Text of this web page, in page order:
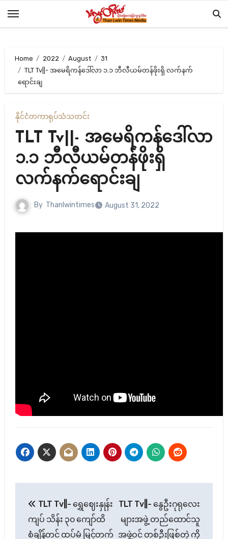
Home 2022 August
31
TLT Tv||- အမေရိကန်ဒေါ်လာ ၁.၁ ဘီလီယမ်တန်ဖိုးရှိ လက်နက်
ရောင်းချ
နိုင်ငံတကာရုပ်သံသတင်း
TLT Tv||- အမေရိကန်ဒေါ်လာ
၁.၁ ဘီလီယမ်တန်ဖိုးရှိ
လက်နက်ရောင်းချ
By Thanlwintimes August 31, 2022
navigation
TLT Tv||- ရွှေဈေးနှုန်း
ကျပ် သိန်း ၃၀ ကျော်ထိ
စံချိန်တင် ထပ်မံ မြင့်တက်
TLT Tv||- နွေဦးဂုရုလေး
များအဖွဲ့ တည်ထောင်သူ
အဖွဲ့ဝင် တစ်ဦးဖြစ်တဲ့ ကို